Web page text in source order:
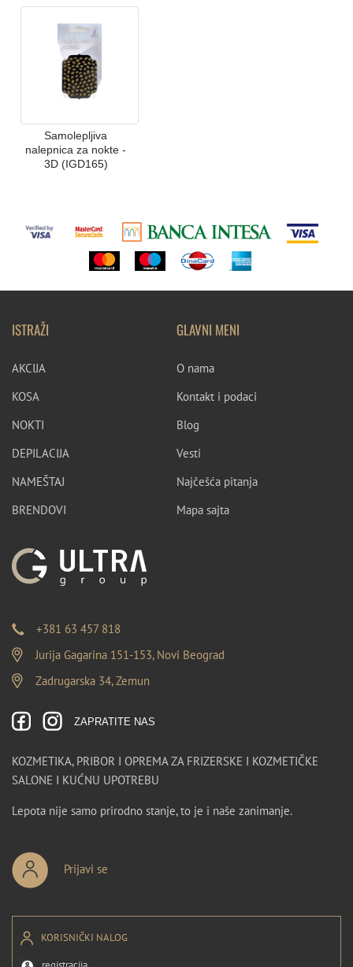
Samolepljiva
nalepnica za nokte -
3D (IGD165)
ISTRAŽI
AKCIJA
KOSA
NOKTI
DEPILACIJA
NAMEŠTAJ
BRENDOVI
GLAVNI MENI
O nama
Kontakt i podaci
Blog
Vesti
Najčešća pitanja
Mapa sajta
+381 63 457 818
Jurija Gagarina 151-153, Novi Beograd
Zadrugarska 34, Zemun
ZAPRATITE NAS
KOZMETIKA, PRIBOR I OPREMA ZA FRIZERSKE I KOZMETIČKE
SALONE I KUĆNU UPOTREBU
Lepota nije samo prirodno stanje, to je i naše zanimanje.
Prijavi se
KORISNIČKI NALOG